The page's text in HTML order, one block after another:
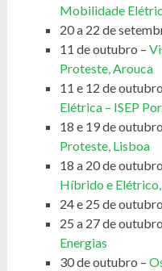
Mobilidade
20 a 22 de
11 de outubro –
Proteste, Arouca
11 e 12 de
Elétrica – ISEP
18 e 19 de
Proteste, Lisboa
18 a 20 de
Híbrido e
24 e 25 de
25 a 27 de
Energias
30 de outubro –